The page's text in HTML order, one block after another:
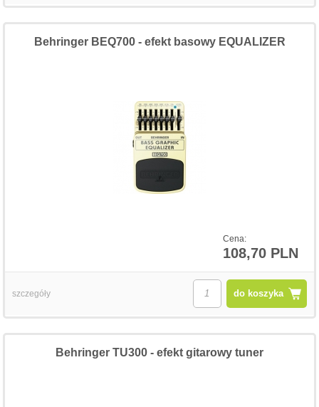
Cena:
108,70 PLN
Behringer BEQ700 - efekt basowy EQUALIZER
do koszyka
szczegóły
Behringer TU300 - efekt gitarowy tuner